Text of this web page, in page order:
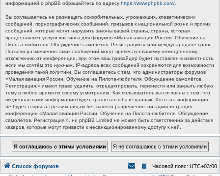
информацией о phpBB обращайтесь по адресу https://www.phpbb.com/
Вы соглашаетесь не размещать оскорбительных, угрожающих, клеветнических
сообщений, порнографических сообщений, призывов к национальной розни и прочих
сообщений, которые могут нарушить законы вашей страны, страны, которая
предоставляет услуги хостинга для форумов «Малая авиация России. Обучение на
Пилота-любителя. Обсуждение самолётов. Регистрация.» или международное право.
Попытки размещения таких сообщений могут привести к вашему немедленному
отключению от конференции, при этом ваш провайдер будет поставлен в известность,
если мы сочтём это нужным. IP-адреса всех сообщений сохраняются для возможности
проведения такой политики. Вы соглашаетесь с тем, что администраторы форумов
«Малая авиация России. Обучение на Пилота-любителя. Обсуждение самолётов.
Регистрация.» имеют право удалить, отредактировать, перенести или закрыть любую
тему в любое время по своему усмотрению. Как пользователь вы согласны с тем, что
введённая вами информация будет храниться в базе данных. Хотя эта информация
не будет открыта третьим лицам без вашего разрешения, ни администрация
конференции «Малая авиация России. Обучение на Пилота-любителя. Обсуждение
самолётов. Регистрация.», ни phpBB Limited не может быть ответственна за действия
хакеров, которые могут привести к несанкционированному доступу к ней.
Список форумов Часовой пояс: UTC+03:00